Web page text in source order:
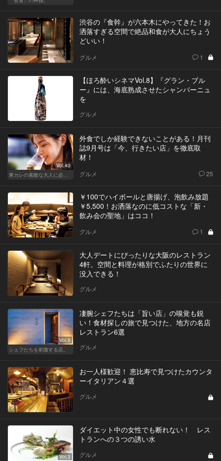
渋谷の『食幹』が六本木にやってきた！お
洒落すぎる空間で絶品和食が大人にちょう
どいい！
グルメ 1
【ほろ酔いシネマVol.8】『グラン・ブル
ー』には、海底熟成させたシャンパーニュ
を
グルメ
Vol.40
東カレの素敵な大人に必要なこと
外食でしか経験できないことがある！月刊
誌9月号は「今、行きたい店」を徹底取
材！
グルメ 25
￥100でハイボールと唐揚げ、泡飲み放題
￥5,500！お洒落なのに低コストな「新・
飲み会の聖地」はココ！
グルメ 1
大人デートにぴったりな大阪のレストラン
4軒。空間と料理が格別でふたりの世界に
没入できる！
グルメ
Vol.5
シェフたちを刺激する店。
凄腕シェフたちは「旨い店」の嗅覚も鋭
い！食材探しの旅で見つけた、地方の名店
レストラン6選
グルメ
お一人様歓迎！ 恵比寿で見つけたカウンタ
ーイタリアン４選
グルメ
Vol.3
ダイエット中の女性でも断れない！ レス
トランへの３つの誘い水
グルメ